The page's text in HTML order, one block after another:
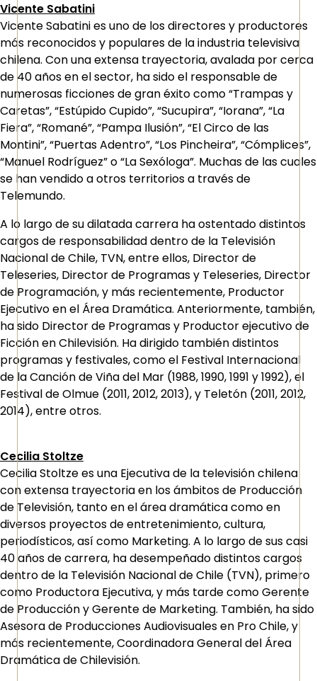
Vicente Sabatini
Vicente Sabatini es uno de los directores y productores
más reconocidos y populares de la industria televisiva
chilena. Con una extensa trayectoria, avalada por cerca
de 40 años en el sector, ha sido el responsable de
numerosas ficciones de gran éxito como “Trampas y
Caretas”, “Estúpido Cupido”, “Sucupira”, “Iorana”, “La
Fiera”, “Romané”, “Pampa Ilusión”, “El Circo de las
Montini”, “Puertas Adentro”, “Los Pincheira”, “Cómplices”,
“Manuel Rodríguez” o “La Sexóloga”. Muchas de las cuales
se han vendido a otros territorios a través de
Telemundo.
A lo largo de su dilatada carrera ha ostentado distintos
cargos de responsabilidad dentro de la Televisión
Nacional de Chile, TVN, entre ellos, Director de
Teleseries, Director de Programas y Teleseries, Director
de Programación, y más recientemente, Productor
Ejecutivo en el Área Dramática. Anteriormente, también,
ha sido Director de Programas y Productor ejecutivo de
Ficción en Chilevisión. Ha dirigido también distintos
programas y festivales, como el Festival Internacional
de la Canción de Viña del Mar (1988, 1990, 1991 y 1992), el
Festival de Olmue (2011, 2012, 2013), y Teletón (2011, 2012,
2014), entre otros.
Cecilia Stoltze
Cecilia Stoltze es una Ejecutiva de la televisión chilena
con extensa trayectoria en los ámbitos de Producción
de Televisión, tanto en el área dramática como en
diversos proyectos de entretenimiento, cultura,
periodísticos, así como Marketing. A lo largo de sus casi
40 años de carrera, ha desempeñado distintos cargos
dentro de la Televisión Nacional de Chile (TVN), primero
como Productora Ejecutiva, y más tarde como Gerente
de Producción y Gerente de Marketing. También, ha sido
Asesora de Producciones Audiovisuales en Pro Chile, y
más recientemente, Coordinadora General del Área
Dramática de Chilevisión.